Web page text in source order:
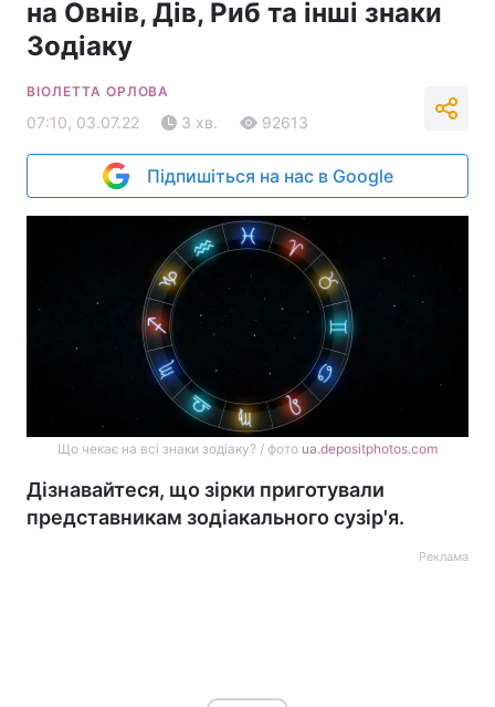
на Овнів, Дів, Риб та інші знаки
Зодіаку
ВІОЛЕТТА ОРЛОВА
07:10, 03.07.22 3 хв. 92613
Підпишіться на нас в Google
Що чекає на всі знаки зодіаку? / фото ua.depositphotos.com
Дізнавайтеся, що зірки приготували
представникам зодіакального сузір'я.
Реклама